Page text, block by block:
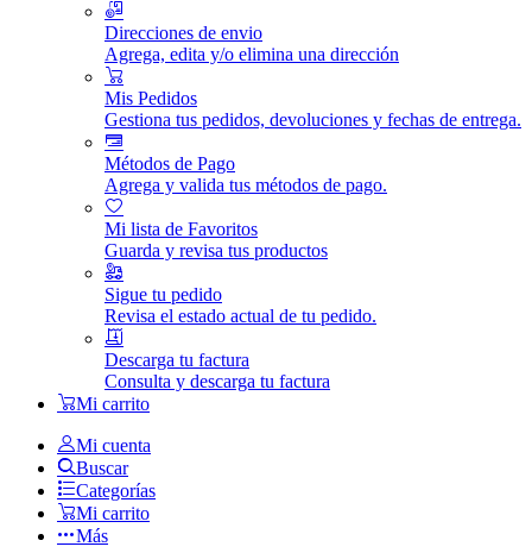
Direcciones de envio
Agrega, edita y/o elimina una dirección
Mis Pedidos
Gestiona tus pedidos, devoluciones y fechas de entrega.
Métodos de Pago
Agrega y valida tus métodos de pago.
Mi lista de Favoritos
Guarda y revisa tus productos
Sigue tu pedido
Revisa el estado actual de tu pedido.
Descarga tu factura
Consulta y descarga tu factura
Mi carrito
Mi cuenta
Buscar
Categorías
Mi carrito
Más